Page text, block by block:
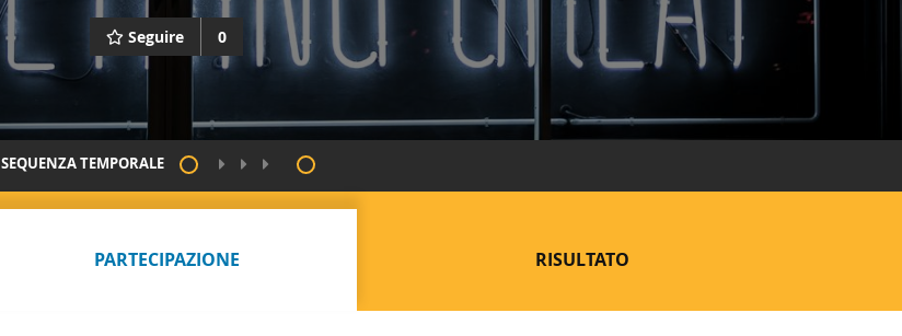
Seguire 0
SEQUENZA TEMPORALE
PARTECIPAZIONE RISULTATO